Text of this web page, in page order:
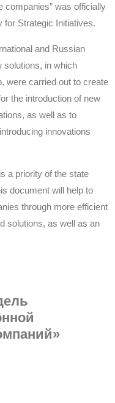
companies” was officially
for Strategic Initiatives.
and Russian
solutions, in which
were carried out to create
the introduction of new
as well as to
innovations
a priority of the state
document will help to
through more efficient
solutions, as well as an